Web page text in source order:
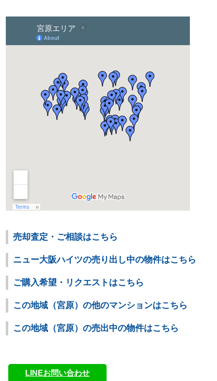
売却査定・ご相談はこちら
ニュー大阪ハイツの売り出し中の物件はこちら
ご購入希望・リクエストはこちら
この地域（宮原）の他のマンションはこちら
この地域（宮原）の売出中の物件はこちら
LINEお問い合わせ